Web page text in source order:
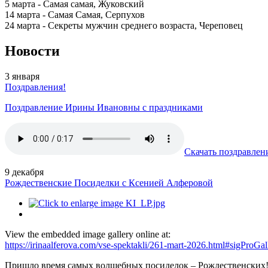
5 марта - Самая самая, Жуковский
14 марта - Самая Самая, Серпухов
24 марта - Секреты мужчин среднего возраста, Череповец
Новости
3 января
Поздравления!
Поздравление Ирины Ивановны с праздниками
Скачать
9 декабря
Рождественские Посиделки с Ксенией Алферовой
View the embedded image gallery online at:
https://irinaalferova.com/vse-spektakli/261-mart-
Пришло время самых волшебных посиделок – Рождественских!